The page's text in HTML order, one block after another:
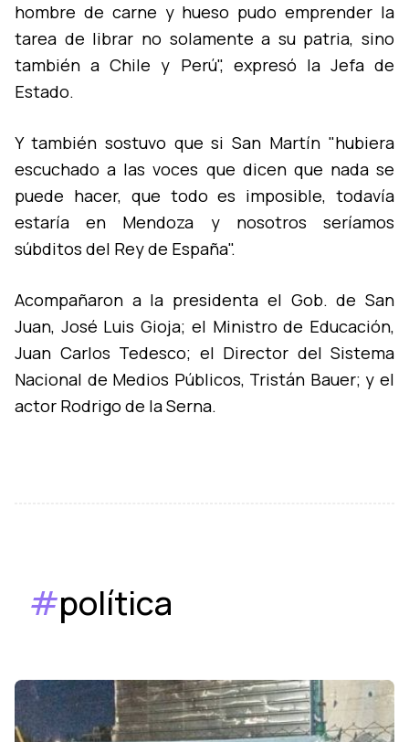
hombre de carne y hueso pudo emprender la
tarea de librar no solamente a su patria, sino
también a Chile y Perú", expresó la Jefa de
Estado.
Y también sostuvo que si San Martí­n "hubiera
escuchado a las voces que dicen que nada se
puede hacer, que todo es imposible, todaví­a
estarí­a en Mendoza y nosotros serí­amos
súbditos del Rey de España".
Acompañaron a la presidenta el Gob. de San
Juan, José Luis Gioja; el Ministro de Educación,
Juan Carlos Tedesco; el Director del Sistema
Nacional de Medios Públicos, Tristán Bauer; y el
actor Rodrigo de la Serna.
#política